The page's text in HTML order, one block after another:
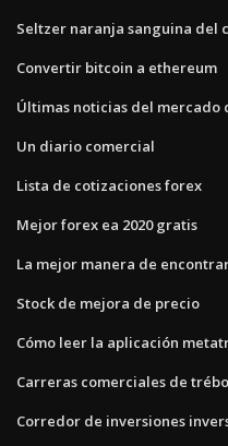
Seltzer naranja sanguina del
Convertir bitcoin a ethereum
Últimas noticias del mercado
Un diario comercial
Lista de cotizaciones forex
Mejor forex ea 2020 gratis
La mejor manera de
Stock de mejora de precio
Cómo leer la aplicación
Carreras comerciales de
Corredor de inversiones